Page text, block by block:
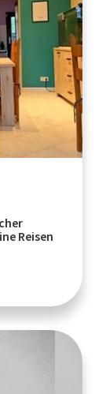
Reisen